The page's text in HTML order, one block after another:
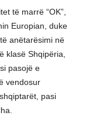
të marrë “OK”,
Europian, duke
anëtarësimi në
klasë Shqipëria,
pasojë e
vendosur
pasi